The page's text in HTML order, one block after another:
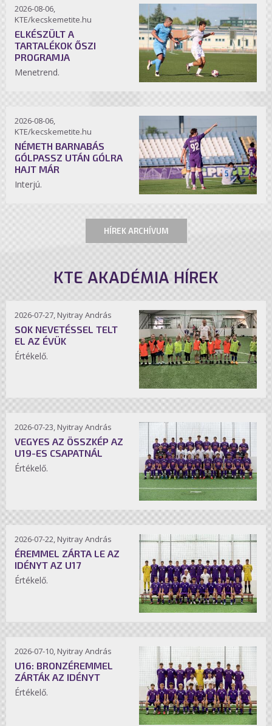
2026-08-06,
KTE/kecskemetite.hu
ELKÉSZÜLT A
TARTALÉKOK ŐSZI
PROGRAMJA
Menetrend.
2026-08-06,
KTE/kecskemetite.hu
NÉMETH BARNABÁS
GÓLPASSZ UTÁN GÓLRA
HAJT MÁR
Interjú.
HÍREK ARCHÍVUM
KTE AKADÉMIA HÍREK
2026-07-27, Nyitray András
SOK NEVETÉSSEL TELT
EL AZ ÉVÜK
Értékelő.
2026-07-23, Nyitray András
VEGYES AZ ÖSSZKÉP AZ
U19-ES CSAPATNÁL
Értékelő.
2026-07-22, Nyitray András
ÉREMMEL ZÁRTA LE AZ
IDÉNYT AZ U17
Értékelő.
2026-07-10, Nyitray András
U16: BRONZÉREMMEL
ZÁRTÁK AZ IDÉNYT
Értékelő.